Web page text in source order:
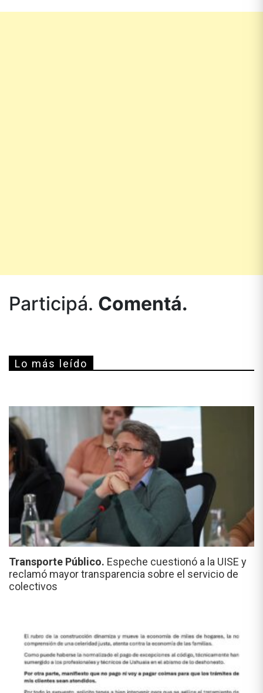
Participá. Comentá.
Lo más leído
Transporte Público. Espeche cuestionó a la UISE y
reclamó mayor transparencia sobre el servicio de
colectivos